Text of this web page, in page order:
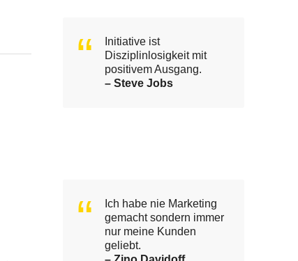
Initiative ist
Disziplinlosigkeit mit
positivem Ausgang.
– Steve Jobs
Ich habe nie Marketing
gemacht sondern immer
nur meine Kunden
geliebt.